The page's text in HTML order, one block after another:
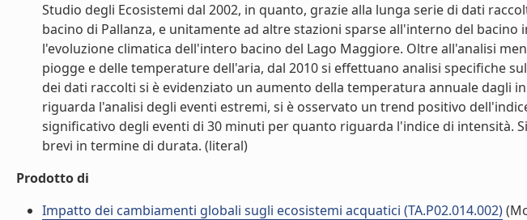
Studio degli Ecosistemi dal 2002, in quanto, grazie alla lunga serie di dati
bacino di Pallanza, e unitamente ad altre stazioni sparse all'interno del
l'evoluzione climatica dell'intero bacino del Lago Maggiore. Oltre all'analisi
piogge e delle temperature dell'aria, dal 2010 si effettuano analisi specifiche
dei dati raccolti si è evidenziato un aumento della temperatura annuale dagli
riguarda l'analisi degli eventi estremi, si è osservato un trend positivo
significativo degli eventi di 30 minuti per quanto riguarda l'indice di intensità.
brevi in termine di durata. (literal)
Prodotto di
Impatto dei cambiamenti globali sugli ecosistemi acquatici (TA.P02.014.002)